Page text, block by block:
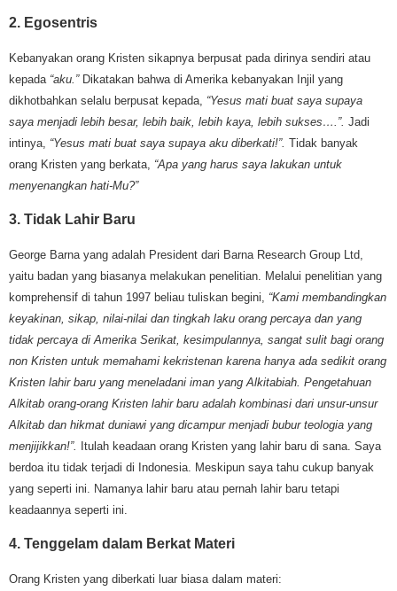
2. Egosentris
Kebanyakan orang Kristen sikapnya berpusat pada dirinya sendiri atau
kepada “aku.”Dikatakan bahwa di Amerika kebanyakan Injil yang
dikhotbahkan selalu berpusat kepada, “Yesus mati buat saya supaya
saya menjadi lebih besar, lebih baik, lebih kaya, lebih sukses….”. Jadi
intinya, “Yesus mati buat saya supaya aku diberkati!”. Tidak banyak
orang Kristen yang berkata, “Apa yang harus saya lakukan untuk
menyenangkan hati-Mu?”
3. Tidak Lahir Baru
George Barna yang adalah President dari Barna Research Group Ltd,
yaitu badan yang biasanya melakukan penelitian. Melalui penelitian yang
komprehensif di tahun 1997 beliau tuliskan begini, “Kami membandingkan
keyakinan, sikap, nilai-nilai dan tingkah laku orang percaya dan yang
tidak percaya di Amerika Serikat, kesimpulannya, sangat sulit bagi orang
non Kristen untuk memahami kekristenan karena hanya ada sedikit orang
Kristen lahir baru yang meneladani iman yang Alkitabiah. Pengetahuan
Alkitab orang-orang Kristen lahir baru adalah kombinasi dari unsur-unsur
Alkitab dan hikmat duniawi yang dicampur menjadi bubur teologia yang
menjijikkan!”.
Itulah keadaan orang Kristen yang lahir baru di sana. Saya
berdoa itu tidak terjadi di Indonesia. Meskipun saya tahu cukup banyak
yang seperti ini. Namanya lahir baru atau pernah lahir baru tetapi
keadaannya seperti ini.
4. Tenggelam dalam Berkat Materi
Orang Kristen yang diberkati luar biasa dalam materi: